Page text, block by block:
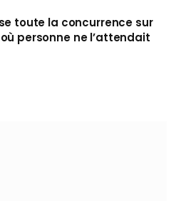
toute la concurrence sur
personne ne l’attendait